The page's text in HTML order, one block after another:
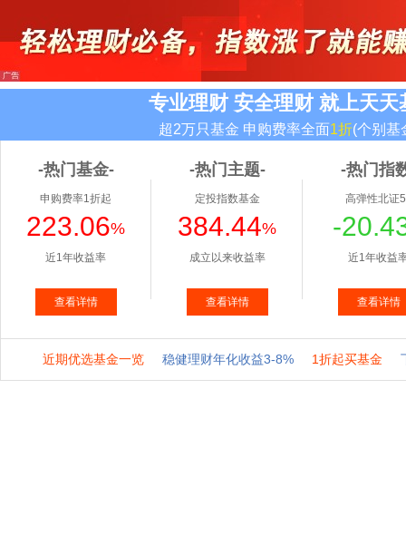
专业理财 安全理财 就上天天
超2万只基金 申购费率全面1折(个别基
-热门基金-
申购费率1折起
223.06%
近1年收益率
查看详情
-热门主题-
定投指数基金
384.44%
成立以来收益率
查看详情
-热门指
高弹性北证
-
近1年收益
查看详情
近期优选基金一览 稳健理财年化收益3-8% 1折起买基金